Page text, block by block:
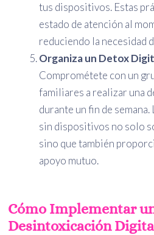
tus dispositivos. Estas
estado de atención al
reduciendo la necesidad
Organiza un Detox
Comprométete con un
familiares a realizar una
durante un fin de
sin dispositivos no solo
sino que también
apoyo mutuo.
Cómo Implementar
Desintoxicación